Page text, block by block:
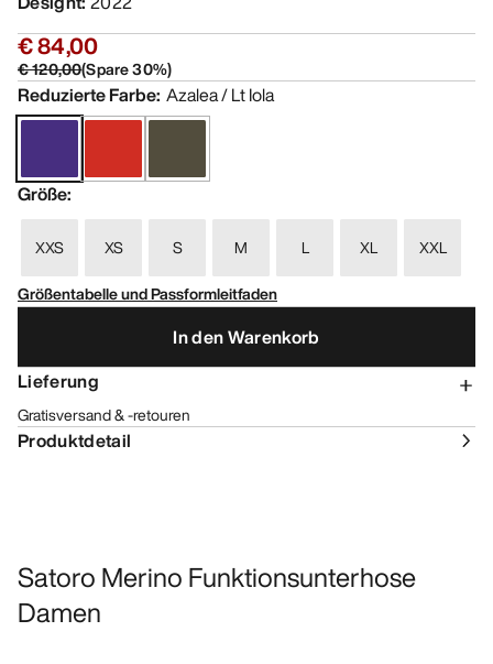
€ 84,00
€ 120,00(Spare30%)
Reduzierte Farbe: Azalea / Lt Iola
Größe:
XXS XS S M L XL
XXL
Größentabelle und Passformleitfaden
In den Warenkorb
Lieferung
Gratisversand & -retouren
Produktdetail
Satoro Merino Funktionsunterhose
Damen